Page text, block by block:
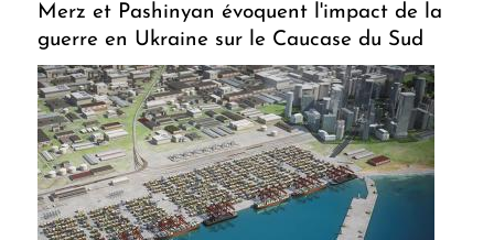
Merz et Pashinyan évoquent l'impact de la
guerre en Ukraine sur le Caucase du Sud